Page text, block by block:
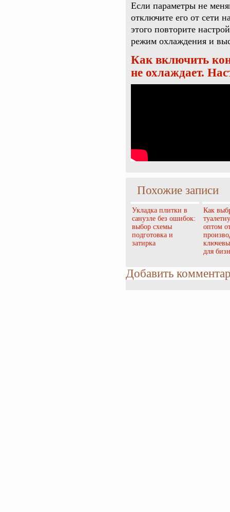
Если параметры не
отключите его от сети
этого повторите
режим охлаждения и
Как включить
не охлаждает.
Похожие записи
Укладка плитки в
санузле без ошибок:
выбор схемы
подготовка и
затирка
Как
оптом
для
Добавить